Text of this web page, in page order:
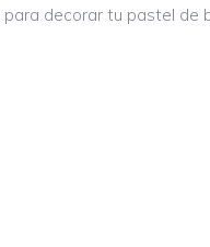
para decorar tu pastel de